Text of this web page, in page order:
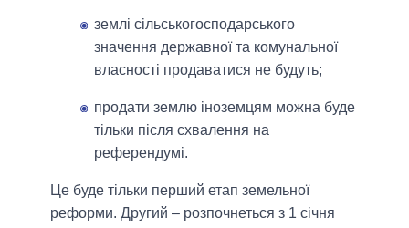
землі сільськогосподарського
значення державної та комунальної
власності продаватися не будуть;
продати землю іноземцям можна буде
тільки після схвалення на
референдумі.
Це буде тільки перший етап земельної
реформи. Другий ‒ розпочнеться з 1 січня